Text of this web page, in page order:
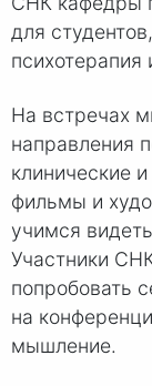
для
психотерапия
На встречах
направления
клинические
фильмы и
учимся
Участники
попробовать
на
мышление.